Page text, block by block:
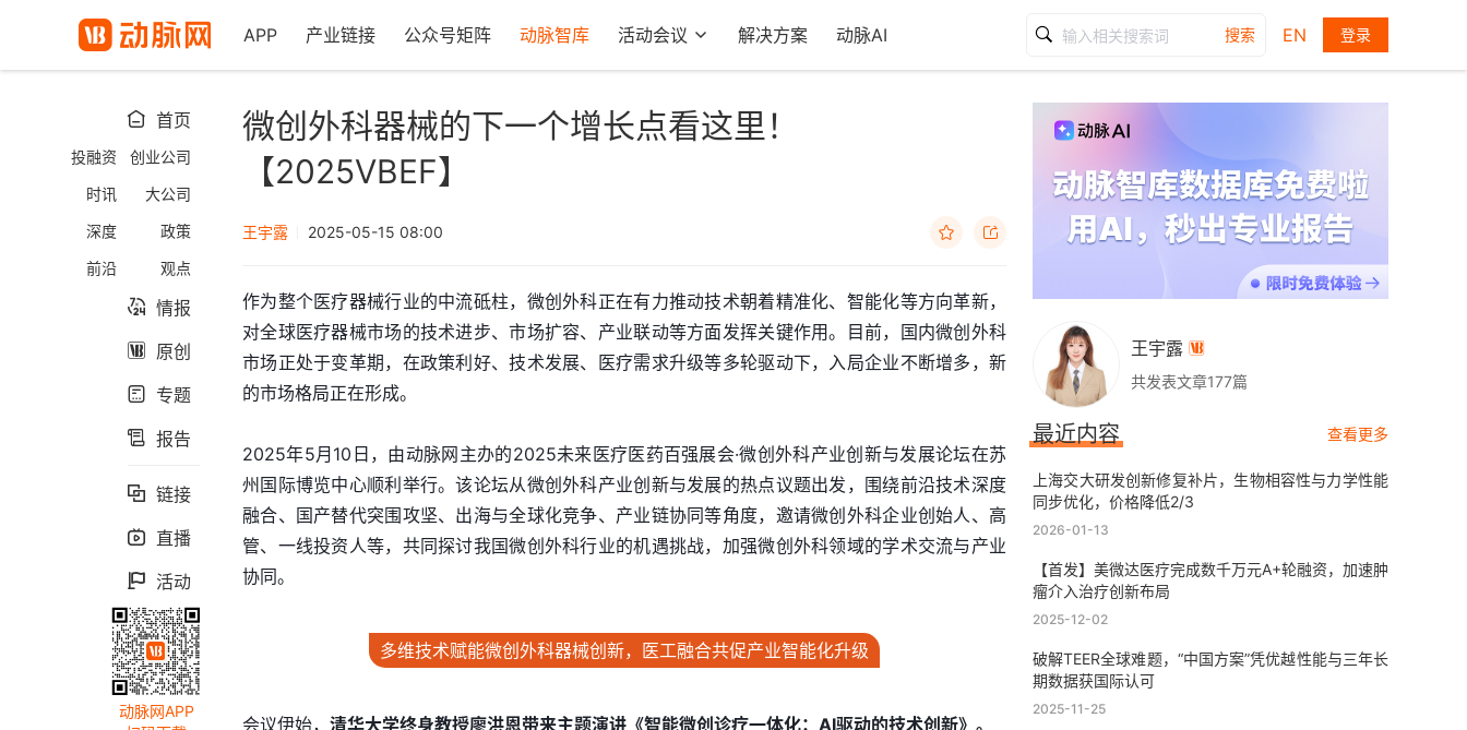
APP 产业链接 公众号矩阵 动脉智库 活动会议 解决方案 动脉AI 搜索 EN 登录
 首页
投融资
创业公司
时讯
大公司
深度
政策
前沿
观点
 情报
 原创
 专题
 报告
 链接
 直播
 活动
动脉网APP
微创外科器械的下一个增长点看这里！
【2025VBEF】
王宇露 2025-05-15 08:00  
作为整个医疗器械行业的中流砥柱，微创外科正在有力推动技术朝着精准化、智能化等方向革新，
对全球医疗器械市场的技术进步、市场扩容、产业联动等方面发挥关键作用。目前，国内微创外科
市场正处于变革期，在政策利好、技术发展、医疗需求升级等多轮驱动下，入局企业不断增多，新
的市场格局正在形成。
2025年5月10日，由动脉网主办的2025未来医疗医药百强展会·微创外科产业创新与发展论坛在苏
州国际博览中心顺利举行。该论坛从微创外科产业创新与发展的热点议题出发，围绕前沿技术深度
融合、国产替代突围攻坚、出海与全球化竞争、产业链协同等角度，邀请微创外科企业创始人、高
管、一线投资人等，共同探讨我国微创外科行业的机遇挑战，加强微创外科领域的学术交流与产业
协同。
多维技术赋能微创外科器械创新，医工融合共促产业智能化升级
会议伊始， 清华大学终身教授廖洪恩带来主题演讲《智能微创诊疗一体化：AI驱动的技术创新》。
王宇露 
共发表文章177篇
最近内容 查看更多
上海交大研发创新修复补片，生物相容性与力学性能
同步优化，价格降低2/3
2026-01-13
【首发】美微达医疗完成数千万元A+轮融资，加速肿
瘤介入治疗创新布局
2025-12-02
破解TEER全球难题，“中国方案”凭优越性能与三年长
期数据获国际认可
2025-11-25